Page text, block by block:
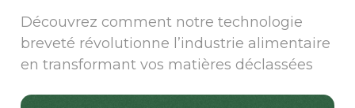
Découvrez comment notre technologie
breveté révolutionne l’industrie alimentaire
en transformant vos matières déclassées